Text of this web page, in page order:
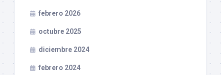
febrero 2026
octubre 2025
diciembre 2024
febrero 2024